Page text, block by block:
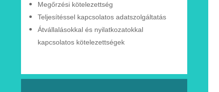
Megőrzési kötelezettség
Teljesítéssel kapcsolatos adatszolgáltatás
Átvállalásokkal és nyilatkozatokkal
kapcsolatos kötelezettségek